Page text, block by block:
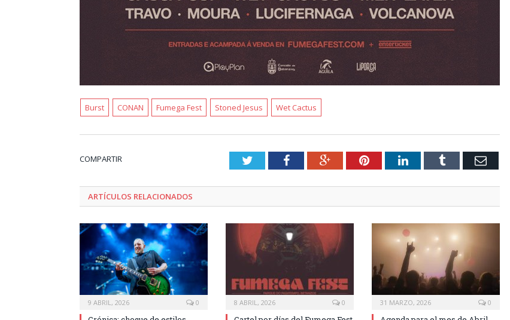
Burst CONAN Fumega Fest Stoned Jesus Wet Cactus
COMPARTIR TwitterFacebookGoogle+PinterestLinkedInTumblr Email
ARTÍCULOS RELACIONADOS
9 ABRIL, 2026 0 8 ABRIL, 2026 0 31 MARZO, 2026 0